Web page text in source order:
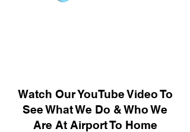
Watch Our YouTube Video To
See What We Do & Who We
Are At Airport To Home